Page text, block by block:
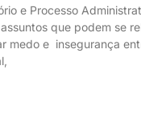
e Processo
que podem se
medo e insegurança